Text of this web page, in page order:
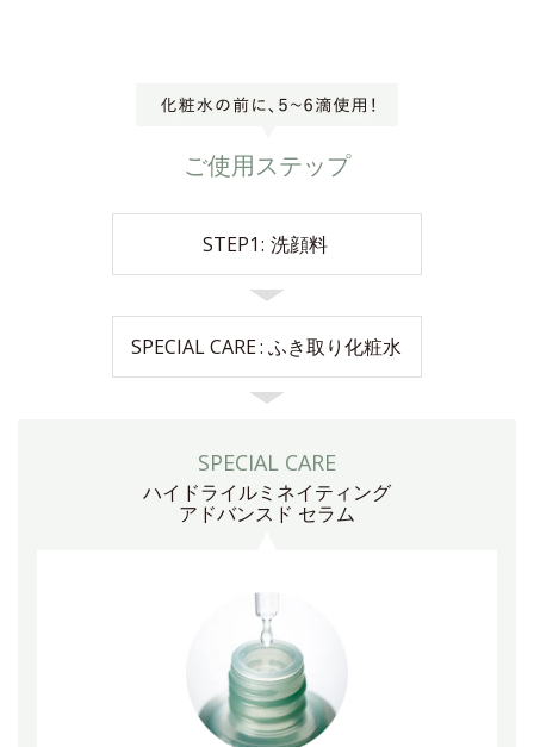
ご使用ステップ
STEP1 洗顔料
SPECIAL CARE ふき取り化粧水
SPECIAL CARE
ハイドライルミネイティング
アドバンスド セラム